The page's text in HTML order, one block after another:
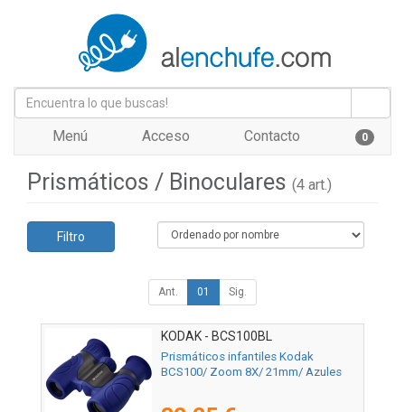
Menú Acceso Contacto 0
Prismáticos / Binoculares (4 art.)
Filtro
Ant. 01 Sig.
KODAK - BCS100BL
Prismáticos infantiles Kodak
BCS100/ Zoom 8X/ 21mm/ Azules